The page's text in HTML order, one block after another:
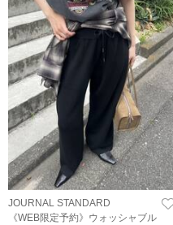
JOURNAL STANDARD
《WEB限定予約》ウォッシャブル